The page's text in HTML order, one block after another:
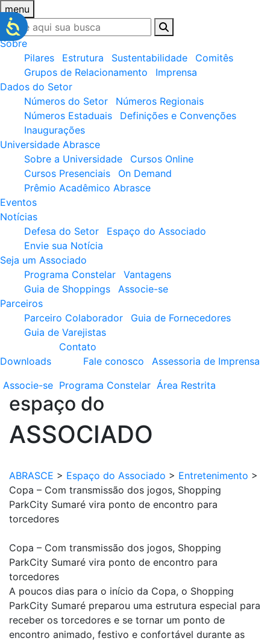
menu
Sobre
Pilares
Estrutura Sustentabilidade
Comitês
Grupos de Relacionamento
Imprensa
Dados do Setor
Números do Setor
Números Regionais
Números Estaduais
Definições e Convenções
Inaugurações
Universidade Abrasce
Sobre a Universidade
Cursos Online
Cursos Presenciais
On Demand
Prêmio Acadêmico Abrasce
Eventos
Notícias
Defesa do Setor
Espaço do Associado
Envie sua Notícia
Seja um Associado
Programa Constelar
Vantagens
Guia de Shoppings
Associe-se
Parceiros
Parceiro Colaborador
Guia de Fornecedores
Guia de Varejistas
Downloads
Contato
Fale conosco
Assessoria de Imprensa
Associe-se Programa Constelar Área Restrita
espaço do
ASSOCIADO
ABRASCE > Espaço do Associado > Entretenimento >
Copa – Com transmissão dos jogos, Shopping
ParkCity Sumaré vira ponto de encontro para
torcedores
Copa – Com transmissão dos jogos, Shopping
ParkCity Sumaré vira ponto de encontro para
torcedores
A poucos dias para o início da Copa, o Shopping
ParkCity Sumaré preparou uma estrutura especial para
receber os torcedores e se tornar um ponto de
encontro animado, festivo e confortável durante as